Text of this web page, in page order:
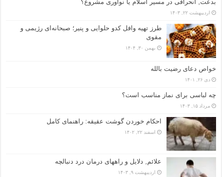
بدعت, انحرافی در مسیر اسلام یا نوآوری مشروع؟
اردیبهشت ۲۲, ۱۴۰۳
طرز تهیه وافل کدو حلوایی و پنیر؛ صبحانه‌ای رژیمی و
مقوی
بهمن ۳۰, ۱۴۰۴
خواص دعای رضیت بالله
دی ۲۶, ۱۴۰۱
چه لباسی برای نماز مناسب است؟
مرداد ۱۵, ۱۴۰۳
احکام خوردن گوشت عقیقه: راهنمای کامل
اسفند ۲۲, ۱۴۰۲
علائم, دلایل و راههای درمان درد دنبالچه
اردیبهشت ۹, ۱۴۰۳